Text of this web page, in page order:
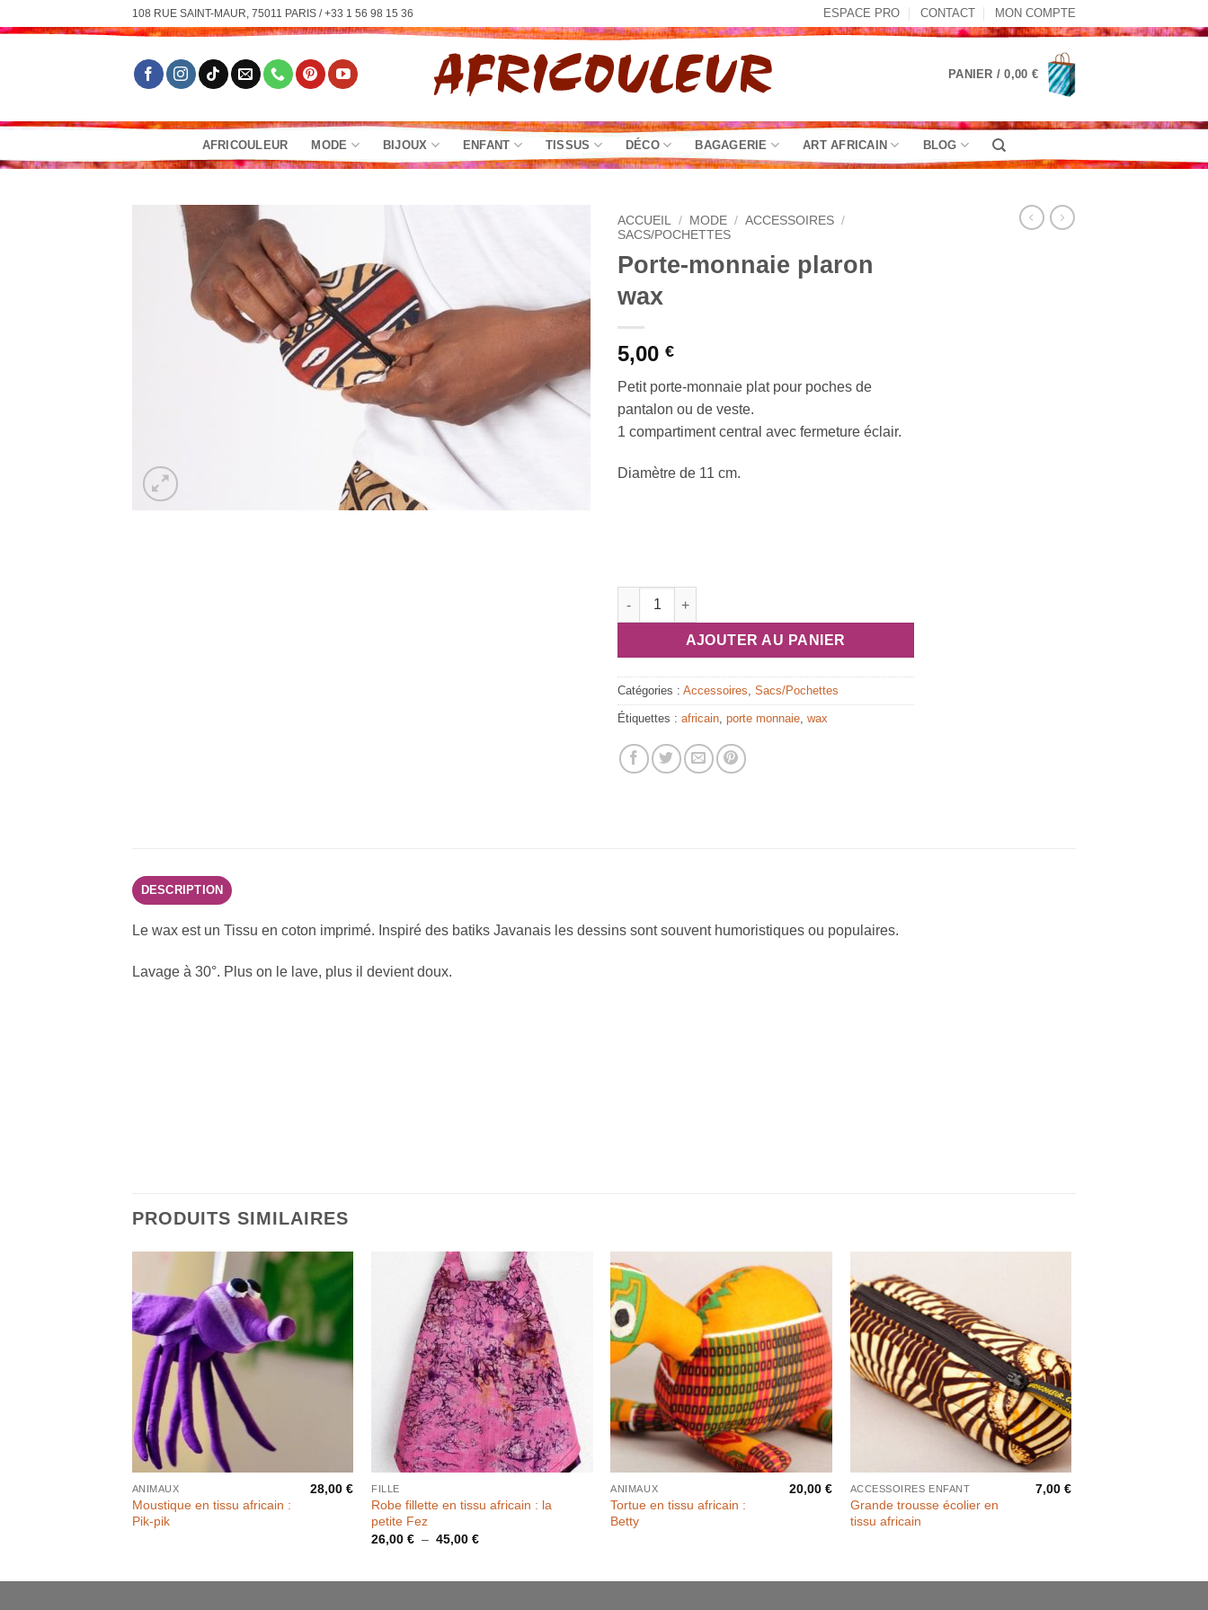
au
108 RUE SAINT-MAUR, 75011 PARIS / +33 1 56 98 15 36 ESPACE PRO CONTACT MON COMPTE
PANIER /0,00 €
AFRICOULEUR MODE BIJOUX ENFANT TISSUS DÉCO BAGAGERIE ART AFRICAIN BLOG
ACCUEIL / MODE / ACCESSOIRES /
SACS/POCHETTES
Porte-monnaie plaron
wax
5,00 €
Petit porte-monnaie plat pour poches de
pantalon ou de veste.
1 compartiment central avec fermeture éclair.
Diamètre de 11 cm.
quantité de Porte-monnaie plaron wax
AJOUTER AU PANIER
Catégories : Accessoires, Sacs/Pochettes
Étiquettes : africain, porte monnaie, wax
DESCRIPTION
Le wax est un Tissu en coton imprimé. Inspiré des batiks Javanais les dessins sont souvent humoristiques ou populaires.
Lavage à 30°. Plus on le lave, plus il devient doux.
PRODUITS SIMILAIRES
ANIMAUX
Moustique en tissu africain :
Pik-pik
28,00€ FILLE
Robe fillette en tissu africain : la
petite Fez
26,00€ – 45,00€Plage
ANIMAUX
Tortue en tissu africain :
Betty
20,00 € ACCESSOIRES ENFANT
Grande trousse écolier en
tissu africain
7,00€